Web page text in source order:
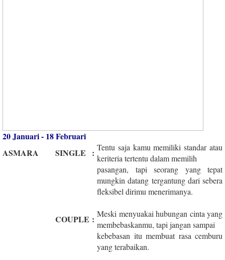
20 Januari - 18 Februari
ASMARA
SINGLE : Tentu saja kamu memiliki standar atau
keriteria tertentu dalam memilih
pasangan, tapi seorang yang tepat
mungkin datang tergantung dari sebera
fleksibel dirimu menerimanya.
COUPLE : Meski menyuakai hubungan cinta yang
membebaskanmu, tapi jangan sampai
kebebasan itu membuat rasa cemburu
yang terabaikan.